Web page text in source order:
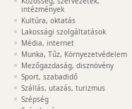
intézmények
Kultúra, oktatás
Lakossági szolgáltatások
Média, internet
Munka, Tűz, Környezetvédelem
Mezőgazdaság, disznövény
Sport, szabadidő
Szállás, utazás, turizmus
Szépség